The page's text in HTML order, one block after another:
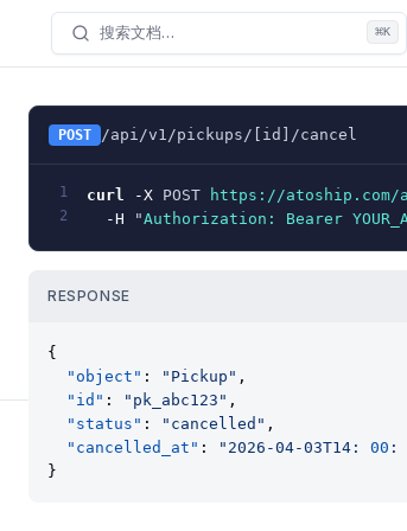
搜索文档… ⌘K
POST /api/v1/pickups/[id]/cancel
1 curl -X POST https://atoship.com/
2 -H "Authorization: Bearer
RESPONSE
{
"object" : "Pickup" ,
"id" : "pk_abc123" ,
"status" : "cancelled" ,
"cancelled_at" : "2026-04-03T14: 00 :
}